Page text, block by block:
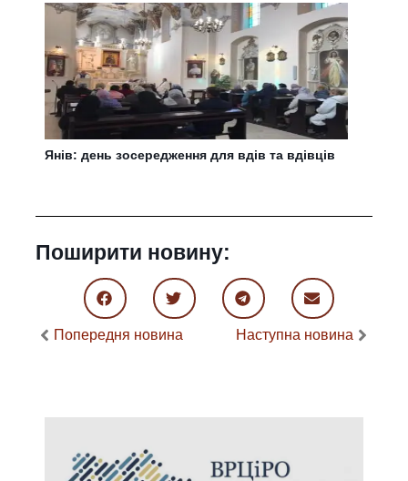
Янів: день зосередження для вдів та вдівців
Поширити новину:
Попередня новина Наступна новина